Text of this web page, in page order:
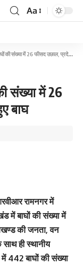
Aa
संंख्‍या में 26 फीसद उछाल, प्रदेश में 560 हुए बाघ
संंख्‍या में 26
बाघ
रामनगर में
में बाघों की संख्या में
की जनता, वन
साथ ही स्थानीय
में 442 बाघों की संख्या